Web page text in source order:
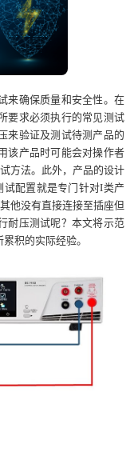
来确保质量和安全性。在
要求必须执行的常见测试
来验证及测试待测产品的
该产品时可能会对操作者
方法。此外，产品的设计
配置就是专门针对I类产
他没有直接连接至插座但
耐压测试呢？本文将示范
积的实际经验。